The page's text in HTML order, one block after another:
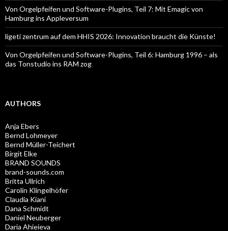
Von Orgelpfeifen und Software-Plugins, Teil 7: Mit Emagic von
Hamburg ins Appleversum
ligeti zentrum auf dem HHIS 2026: Innovation braucht die Künste!
Von Orgelpfeifen und Software-Plugins, Teil 6: Hamburg 1996 – als
das Tonstudio ins RAM zog
AUTHORS
Anja Ebers
Bernd Lohmeyer
Bernd Müller-Teichert
Birgit Elke
BRAND SOUNDS
brand-sounds.com
Britta Ullrich
Carolin Klingelhöfer
Claudia Kiani
Dana Schmidt
Daniel Neuberger
Daria Ahieieva